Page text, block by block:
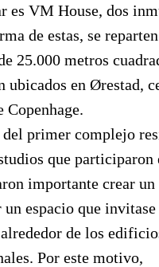
es VM House, dos
de estas, se
25.000 metros
ubicados en Ørestad,
Copenhage.
del primer complejo
que participaron
importante crear
espacio que invitase
de los
Por este motivo,